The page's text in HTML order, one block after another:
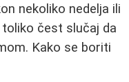
nekoliko nedelja ili
čest slučaj da
Kako se boriti